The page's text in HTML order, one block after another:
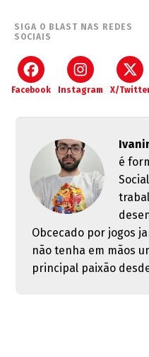
SIGA O BLAST NAS REDES
SOCIAIS
Facebook Instagram X/
é
Obcecado por jogos
não tenha em mãos
principal paixão